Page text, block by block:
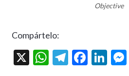
Objective
Compártelo:
X
W T
F
Li